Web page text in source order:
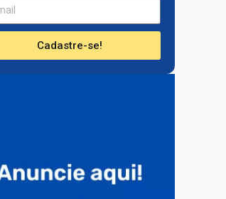
Cadastre-se!